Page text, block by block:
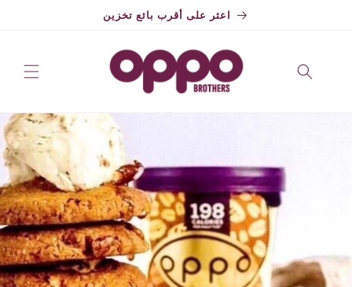
اعثر على أقرب بائع تخزين